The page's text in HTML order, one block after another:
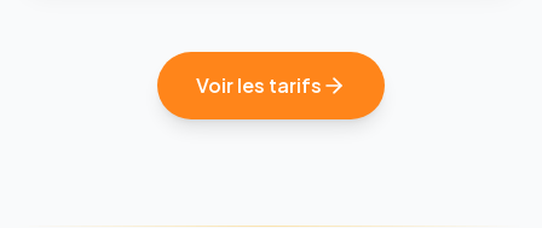
Voir les tarifs